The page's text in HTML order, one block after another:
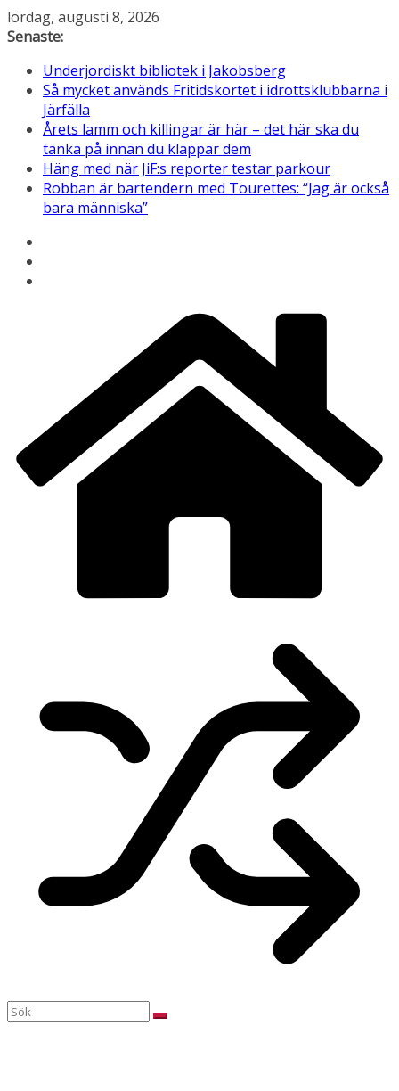
Hoppa
till
lördag, augusti 8, 2026
Senaste:
Underjordiskt bibliotek i Jakobsberg
Så mycket används Fritidskortet i idrottsklubbarna i
Järfälla
Årets lamm och killingar är här – det här ska du
tänka på innan du klappar dem
Häng med när JiF:s reporter testar parkour
Robban är bartendern med Tourettes: “Jag är också
bara människa”